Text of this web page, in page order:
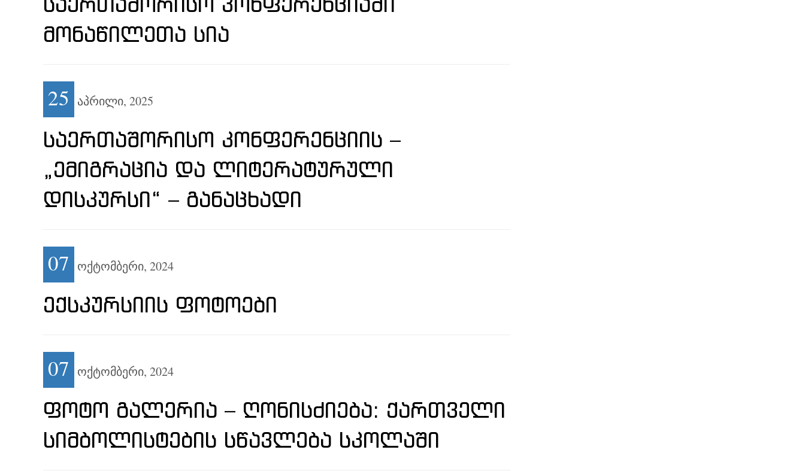
ᲛᲝᲜᲐᲬᲘᲚᲔᲗᲐ ᲡᲘᲐ
25 აპრილი, 2025
ᲡᲐᲔᲠᲗᲐᲨᲝᲠᲘᲡᲝ ᲙᲝᲜᲤᲔᲠᲔᲜᲪᲘᲘᲡ –
„ᲔᲛᲘᲒᲠᲐᲪᲘᲐ ᲓᲐ ᲚᲘᲢᲔᲠᲐᲢᲣᲠᲣᲚᲘ
ᲓᲘᲡᲙᲣᲠᲡᲘ“ – ᲒᲐᲜᲐᲪᲮᲐᲓᲘ
07 ოქტომბერი, 2024
ᲔᲥᲡᲙᲣᲠᲡᲘᲘᲡ ᲤᲝᲢᲝᲔᲑᲘ
07 ოქტომბერი, 2024
ᲤᲝᲢᲝ ᲒᲐᲚᲔᲠᲘᲐ – ᲦᲝᲜᲘᲡᲫᲘᲔᲑᲐ: ᲥᲐᲠᲗᲕᲔᲚᲘ
ᲡᲘᲛᲑᲝᲚᲘᲡᲢᲔᲑᲘᲡ ᲡᲬᲐᲕᲚᲔᲑᲐ ᲡᲙᲝᲚᲐᲨᲘ